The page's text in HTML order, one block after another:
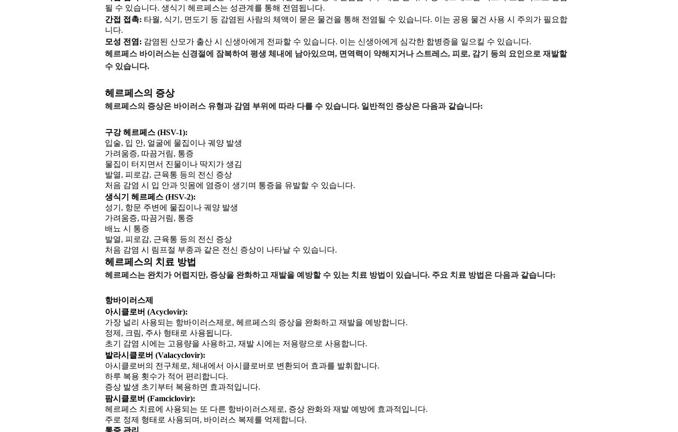
될 수 있습니다. 생식기 헤르페스는 성관계를 통해 전염됩니다.
간접 접촉: 타월, 식기, 면도기 등 감염된 사람의 체액이 묻은 물건을 통해 전염될 수 있습니다. 이는 공용 물건 사용 시 주의가 필요합
니다.
모성 전염: 감염된 산모가 출산 시 신생아에게 전파할 수 있습니다. 이는 신생아에게 심각한 합병증을 일으킬 수 있습니다.
헤르페스 바이러스는 신경절에 잠복하여 평생 체내에 남아있으며, 면역력이 약해지거나 스트레스, 피로, 감기 등의 요인으로 재발할
수 있습니다.
헤르페스의 증상
헤르페스의 증상은 바이러스 유형과 감염 부위에 따라 다를 수 있습니다. 일반적인 증상은 다음과 같습니다:
구강 헤르페스 (HSV-1):
입술, 입 안, 얼굴에 물집이나 궤양 발생
가려움증, 따끔거림, 통증
물집이 터지면서 진물이나 딱지가 생김
발열, 피로감, 근육통 등의 전신 증상
처음 감염 시 입 안과 잇몸에 염증이 생기며 통증을 유발할 수 있습니다.
생식기 헤르페스 (HSV-2):
성기, 항문 주변에 물집이나 궤양 발생
가려움증, 따끔거림, 통증
배뇨 시 통증
발열, 피로감, 근육통 등의 전신 증상
처음 감염 시 림프절 부종과 같은 전신 증상이 나타날 수 있습니다.
헤르페스의 치료 방법
헤르페스는 완치가 어렵지만, 증상을 완화하고 재발을 예방할 수 있는 치료 방법이 있습니다. 주요 치료 방법은 다음과 같습니다:
항바이러스제
아시클로버 (Acyclovir):
가장 널리 사용되는 항바이러스제로, 헤르페스의 증상을 완화하고 재발을 예방합니다.
정제, 크림, 주사 형태로 사용됩니다.
초기 감염 시에는 고용량을 사용하고, 재발 시에는 저용량으로 사용합니다.
발라시클로버 (Valacyclovir):
아시클로버의 전구체로, 체내에서 아시클로버로 변환되어 효과를 발휘합니다.
하루 복용 횟수가 적어 편리합니다.
증상 발생 초기부터 복용하면 효과적입니다.
팜시클로버 (Famciclovir):
헤르페스 치료에 사용되는 또 다른 항바이러스제로, 증상 완화와 재발 예방에 효과적입니다.
주로 정제 형태로 사용되며, 바이러스 복제를 억제합니다.
통증 관리